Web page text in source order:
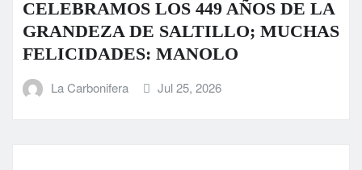
CELEBRAMOS LOS 449 AÑOS DE LA
GRANDEZA DE SALTILLO; MUCHAS
FELICIDADES: MANOLO
La Carbonifera Jul 25, 2026